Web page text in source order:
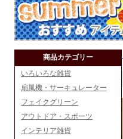
商品カテゴリー
いろいろな雑貨
扇風機・サーキュレーター
フェイクグリーン
アウトドア・スポーツ
インテリア雑貨